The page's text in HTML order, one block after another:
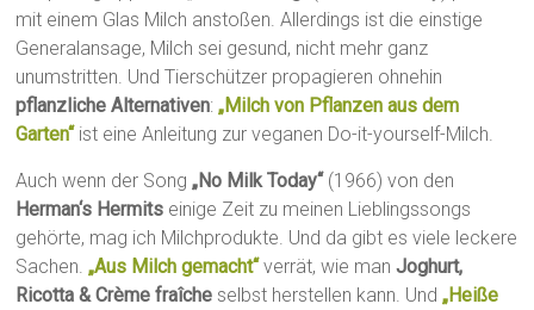
mit einem Glas Milch anstoßen. Allerdings ist die einstige
Generalansage, Milch sei gesund, nicht mehr ganz
unumstritten. Und Tierschützer propagieren ohnehin
pflanzliche Alternativen:„Milch von Pflanzen aus dem
Garten“ist eine Anleitung zur veganen Do-it-yourself-Milch.
Auch wenn der Song„No Milk Today“(1966) von den
Herman‘s Hermits einige Zeit zu meinen Lieblingssongs
gehörte, mag ich Milchprodukte. Und da gibt es viele leckere
Sachen.„Aus Milch gemacht“verrät, wie manJoghurt,
Ricotta & Crème fraîche selbst herstellen kann. Und„Heiße